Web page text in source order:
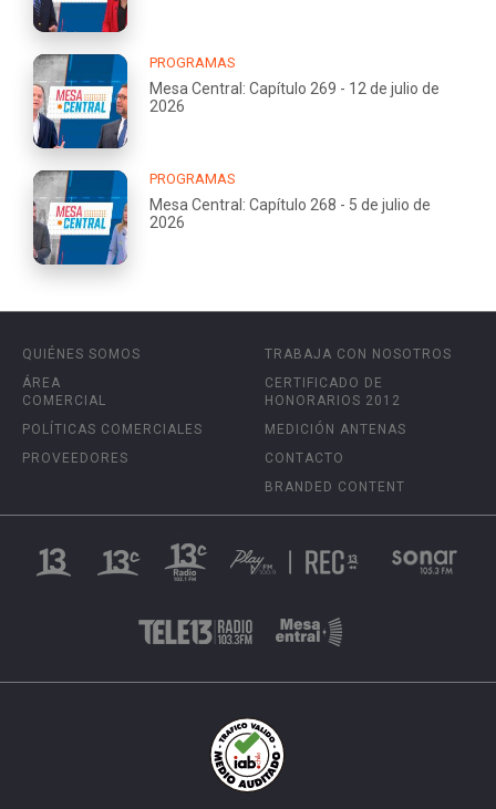
PROGRAMAS
Mesa Central: Capítulo 269 - 12 de julio de
2026
PROGRAMAS
Mesa Central: Capítulo 268 - 5 de julio de
2026
QUIÉNES SOMOS
ÁREA
COMERCIAL
POLÍTICAS COMERCIALES
PROVEEDORES
TRABAJA CON NOSOTROS
CERTIFICADO DE
HONORARIOS 2012
MEDICIÓN ANTENAS
CONTACTO
BRANDED CONTENT